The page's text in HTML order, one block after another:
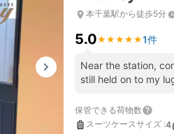
本千葉駅から徒歩5分
5.0★ ★ ★ ★ ★
★ ★ ★ ★ ★1件
Near the station,
still held on to my
保管できる荷物数
スーツケースサイズ :4